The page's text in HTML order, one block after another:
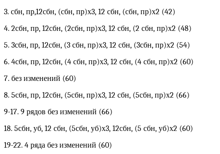
3. сбн, пр,12сбн, (сбн, пр)х3, 12 сбн, (сбн, пр)х2 (42)
4. 2сбн, пр, 12сбн, (2сбн, пр)х3, 12 сбн, (2 сбн, пр)х2 (48)
5. 3сбн, пр, 12сбн, (3 сбн, пр)х3, 12 сбн, (3сбн, пр)х2 (54)
6. 4сбн, пр, 12сбн, (4 сбн, пр)х3, 12 сбн, (4 сбн, пр)х2 (60)
7. без изменений (60)
8. 5сбн, пр, 12сбн, (5сбн, пр)х3, 12 сбн, (5сбн, пр)х2 (66)
9-17. 9 рядов без изменений (66)
18. 5сбн, уб, 12 сбн, (5сбн, уб)х3, 12сбн, (5 сбн, уб)х2 (60)
19-22. 4 ряда без изменений (60)